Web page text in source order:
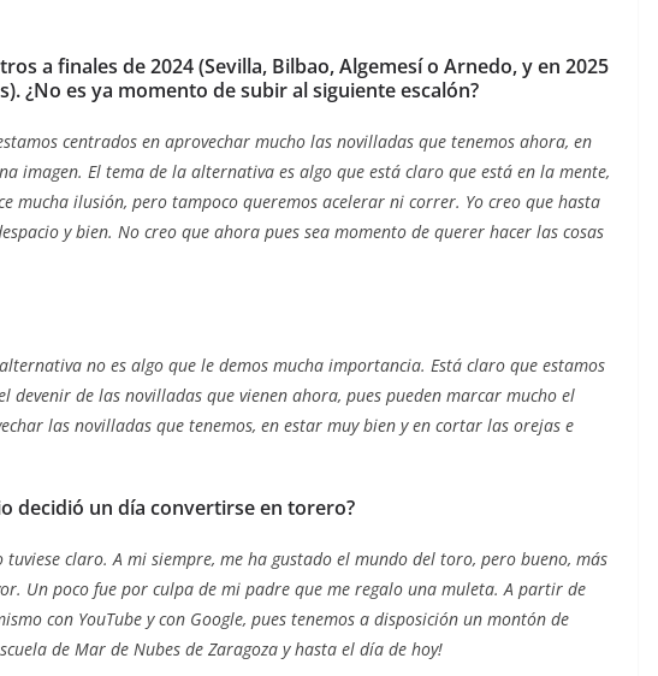
a finales de 2024 (Sevilla, Bilbao, Algemesí o Arnedo, y en 2025
¿No es ya momento de subir al siguiente escalón?
centrados en aprovechar mucho las novilladas que tenemos ahora, en
imagen. El tema de la alternativa es algo que está claro que está en la mente,
mucha ilusión, pero tampoco queremos acelerar ni correr. Yo creo que hasta
y bien. No creo que ahora pues sea momento de querer hacer las cosas
no es algo que le demos mucha importancia. Está claro que estamos
devenir de las novilladas que vienen ahora, pues pueden marcar mucho el
las novilladas que tenemos, en estar muy bien y en cortar las orejas e
decidió un día convertirse en torero?
tuviese claro. A mi siempre, me ha gustado el mundo del toro, pero bueno, más
Un poco fue por culpa de mi padre que me regalo una muleta. A partir de
con YouTube y con Google, pues tenemos a disposición un montón de
de Mar de Nubes de Zaragoza y hasta el día de hoy!